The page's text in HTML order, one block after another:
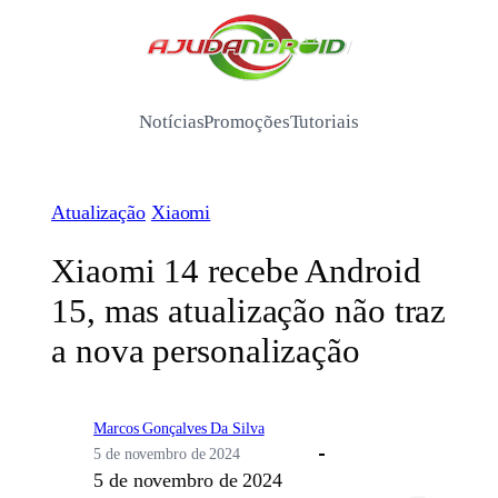
/
NotíciasPromoçõesTutoriais
Atualização Xiaomi
Xiaomi 14 recebe Android
15, mas atualização não traz
a nova personalização
Marcos Gonçalves Da Silva
5 de novembro de 2024
5 de novembro de 2024